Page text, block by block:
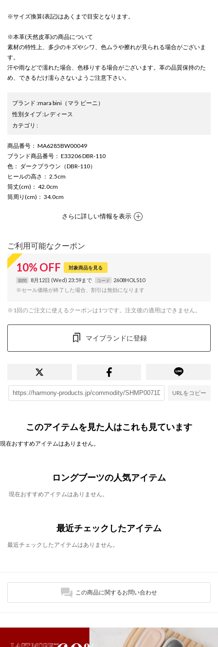
※サイズ換算(表記)はあくまで目安となります。
※本革(天然皮革)の商品について
素材の特性上、多少のキズやシワ、色ムラや擦れが見られる場合がございま
す。
汗や雨などで濡れた場合、色移りする場合がございます。革の品質保持のた
め、できるだけ濡らさないようご注意下さい。
ブランド :mara bini （マラ ビーニ）
性別タイプ:レディース
カテゴリ :
商品番号 ： MA6285BW00049
ブランド商品番号 ： E33206 DBR-110
色 ： ダークブラウン（DBR-110）
ヒールの高さ ： 2.5cm
筒丈(cm) ： 42.0cm
筒周り(cm) ： 34.0cm
さらに詳しい情報を表示
ご利用可能なクーポン
10% OFF 対象商品を見る
期間 8月12日 (Wed) 23:59まで コード
2608HOLS10
※セール価格が終了した場合、割引は無効になります
※1回のご注文に使えるクーポンは1つです。注文後の適用はできません。
マイブランドに登録
URLをコピー
このアイテムを見た人はこれも見ています
現在おすすめアイテムはありません。
ロングブーツの人気アイテム
現在おすすめアイテムはありません。
最近チェックしたアイテム
最近チェックしたアイテムはありません。
この商品に関するお問い合わせ